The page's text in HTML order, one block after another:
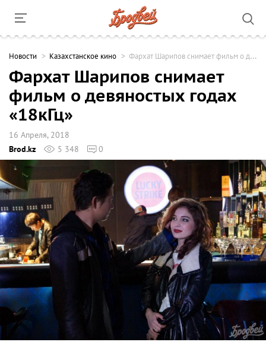
Новости Казахстанское кино Фархат Шарипов снимает фильм о девяностых годах «18кГц»
Фархат Шарипов снимает
фильм о девяностых годах
«18кГц»
16 Апреля, 2018
Brod.kz
5 348 0